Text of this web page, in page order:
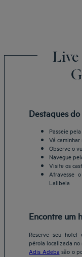
Destaques
Passeie
Vá caminhar
Observe o
Navegue
Visite os
Atravesse
Lalibela
Encontre um
Reserve seu
pérola localizada no
Adis Adeba são o